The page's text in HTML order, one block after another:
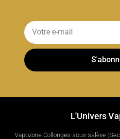
L'Univers
Vapozone Collonges-sous-salève